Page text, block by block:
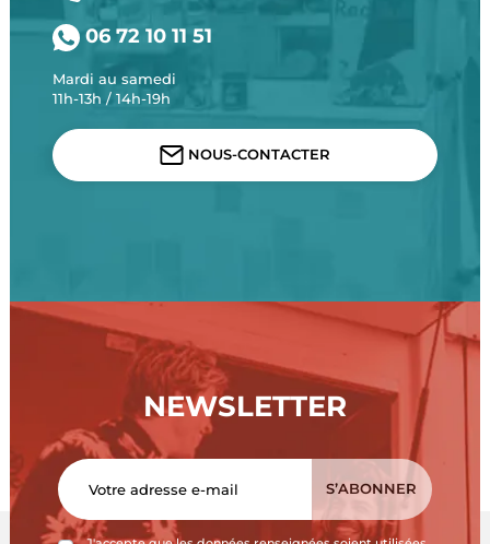
06 72 10 11 51
Mardi au samedi
11h-13h / 14h-19h
NOUS-CONTACTER
NEWSLETTER